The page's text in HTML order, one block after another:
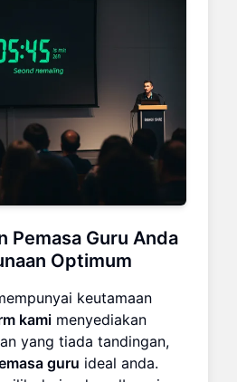
Pemasa Guru Anda
Optimum
keutamaan
kami menyediakan
yang tiada tandingan,
guru ideal anda.